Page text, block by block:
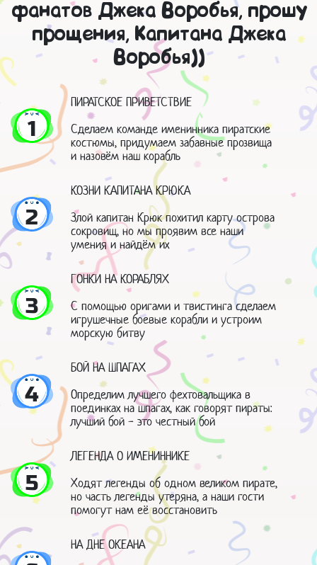
фанатов Джека Воробья, прошу
прощения, Капитана Джека
Воробья))
1
ПИРАТСКОЕ ПРИВЕТСТВИЕ
Сделаем команде именинника пиратские
костюмы, придумаем забавные прозвища
и назовём наш корабль
2
КОЗНИ КАПИТАНА КРЮКА
Злой капитан Крюк похитил карту острова
сокровищ, но мы проявим все наши
умения и найдём их
3
ГОНКИ НА КОРАБЛЯХ
С помощью оригами и твистинга сделаем
игрушечные боевые корабли и устроим
морскую битву
4
БОЙ НА ШПАГАХ
Определим лучшего фехтовальщика в
поединках на шпагах, как говорят пираты:
лучший бой - это честный бой
5
ЛЕГЕНДА О ИМЕНИННИКЕ
Ходят легенды об одном великом пирате,
но часть легенды утеряна, а наши гости
помогут нам её восстановить
НА ДНЕ ОКЕАНА